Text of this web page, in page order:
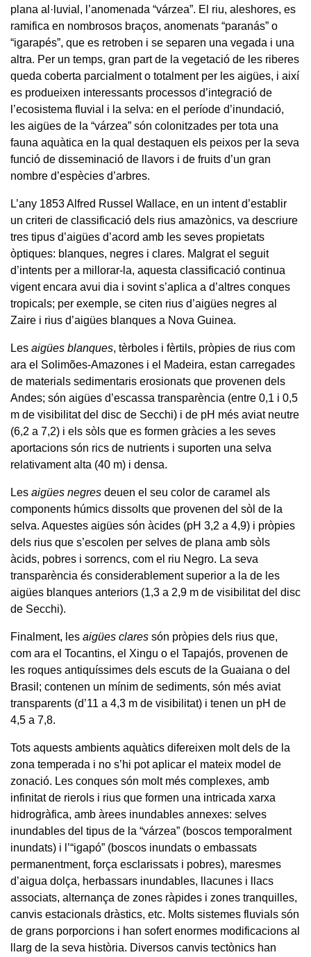
plana al·luvial, l’anomenada “várzea”. El riu, aleshores, es
ramifica en nombrosos braços, anomenats “paranás” o
“igarapés”, que es retroben i se separen una vegada i una
altra. Per un temps, gran part de la vegetació de les riberes
queda coberta parcialment o totalment per les aigües, i així
es produeixen interessants processos d’integració de
l’ecosistema fluvial i la selva: en el període d’inundació,
les aigües de la “várzea” són colonitzades per tota una
fauna aquàtica en la qual destaquen els peixos per la seva
funció de disseminació de llavors i de fruits d’un gran
nombre d’espècies d’arbres.
L’any 1853 Alfred Russel Wallace, en un intent d’establir
un criteri de classificació dels rius amazònics, va descriure
tres tipus d’aigües d’acord amb les seves propietats
òptiques: blanques, negres i clares. Malgrat el seguit
d’intents per a millorar-la, aquesta classificació continua
vigent encara avui dia i sovint s’aplica a d’altres conques
tropicals; per exemple, se citen rius d’aigües negres al
Zaire i rius d’aigües blanques a Nova Guinea.
Les aigües blanques, tèrboles i fèrtils, pròpies de rius com
ara el Solimões-Amazones i el Madeira, estan carregades
de materials sedimentaris erosionats que provenen dels
Andes; són aigües d’escassa transparència (entre 0,1 i 0,5
m de visibilitat del disc de Secchi) i de pH més aviat neutre
(6,2 a 7,2) i els sòls que es formen gràcies a les seves
aportacions són rics de nutrients i suporten una selva
relativament alta (40 m) i densa.
Les aigües negres deuen el seu color de caramel als
components húmics dissolts que provenen del sòl de la
selva. Aquestes aigües són àcides (pH 3,2 a 4,9) i pròpies
dels rius que s’escolen per selves de plana amb sòls
àcids, pobres i sorrencs, com el riu Negro. La seva
transparència és considerablement superior a la de les
aigües blanques anteriors (1,3 a 2,9 m de visibilitat del disc
de Secchi).
Finalment, les aigües clares són pròpies dels rius que,
com ara el Tocantins, el Xingu o el Tapajós, provenen de
les roques antiquíssimes dels escuts de la Guaiana o del
Brasil; contenen un mínim de sediments, són més aviat
transparents (d’11 a 4,3 m de visibilitat) i tenen un pH de
4,5 a 7,8.
Tots aquests ambients aquàtics difereixen molt dels de la
zona temperada i no s’hi pot aplicar el mateix model de
zonació. Les conques són molt més complexes, amb
infinitat de rierols i rius que formen una intricada xarxa
hidrogràfica, amb àrees inundables annexes: selves
inundables del tipus de la “várzea” (boscos temporalment
inundats) i l’“igapó” (boscos inundats o embassats
permanentment, força esclarissats i pobres), maresmes
d’aigua dolça, herbassars inundables, llacunes i llacs
associats, alternança de zones ràpides i zones tranquilles,
canvis estacionals dràstics, etc. Molts sistemes fluvials són
de grans porporcions i han sofert enormes modificacions al
llarg de la seva història. Diversos canvis tectònics han